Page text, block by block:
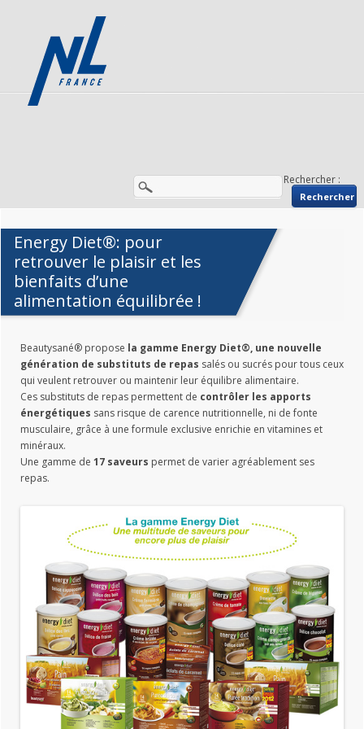
Rechercher :
Energy Diet®: pour
retrouver le plaisir et les
bienfaits d’une
alimentation équilibrée !
Beautysané® propose la gamme Energy Diet®, une nouvelle
génération de substituts de repas salés ou sucrés pour tous ceux
qui veulent retrouver ou maintenir leur équilibre alimentaire.
Ces substituts de repas permettent de contrôler les apports
énergétiques sans risque de carence nutritionnelle, ni de fonte
musculaire, grâce à une formule exclusive enrichie en vitamines et
minéraux.
Une gamme de 17 saveurs permet de varier agréablement ses
repas.